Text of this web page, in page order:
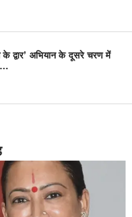
द्वार’ अभियान के दूसरे चरण में